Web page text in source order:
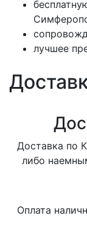
лучшее
Доставка по
либо
Оплата